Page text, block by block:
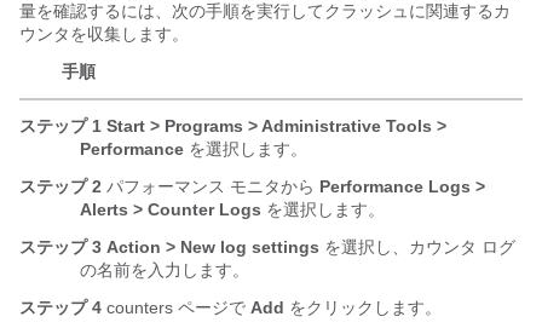
量を確認するには、次の手順を実行してクラッシュに関連するカ
ウンタを収集します。
手順
ステップ 1 Start > Programs > Administrative Tools >
Performance を選択します。
ステップ 2 パフォーマンス モニタから Performance Logs >
Alerts > Counter Logs を選択します。
ステップ 3 Action > New log settings を選択し、カウンタ ログ
の名前を入力します。
ステップ 4 counters ページで Add をクリックします。